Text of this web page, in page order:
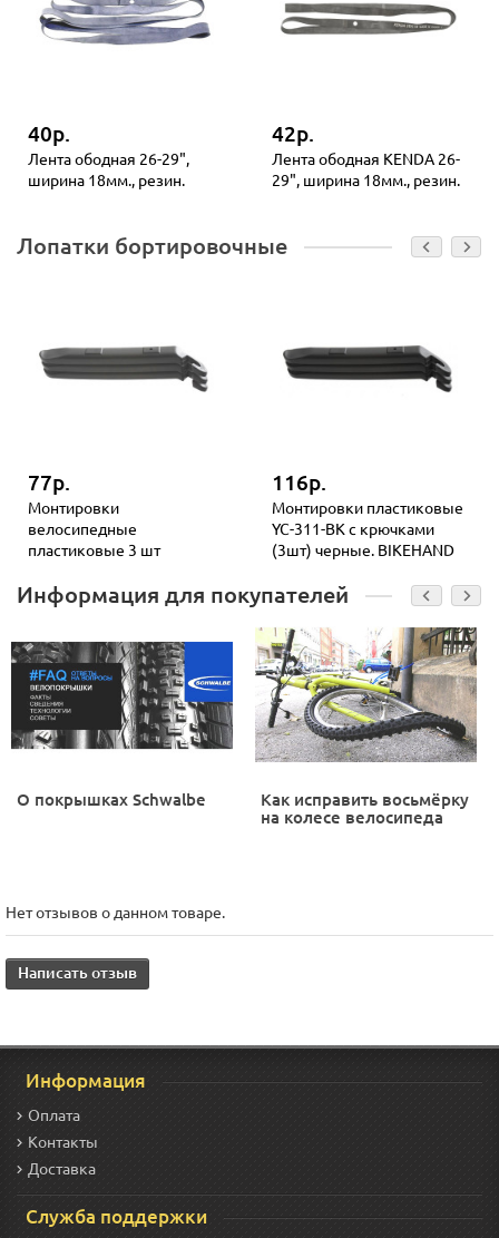
40р.
Лента ободная 26-29",
ширина 18мм., резин.
42р.
Лента ободная KENDA 26-
29", ширина 18мм., резин.
Лопатки бортировочные
77р.
Монтировки
велосипедные
пластиковые 3 шт
116р.
Монтировки пластиковые
YC-311-BK с крючками
(3шт) черные. BIKEHAND
Информация для покупателей
О покрышках Schwalbe
Как исправить восьмёрку
на колесе велосипеда
Нет отзывов о данном товаре.
Написать отзыв
Информация
Оплата
Контакты
Доставка
Служба поддержки